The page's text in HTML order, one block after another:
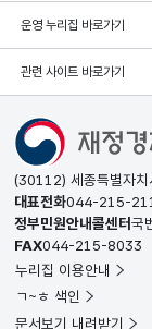
운영 누리집 바로가기
관련 사이트 바로가기
(30112) 세종특별자치
대표전화044-215-
정부민원안내콜센터국
FAX044-215-8033
누리집 이용안내
ㄱ~ㅎ 색인
문서보기 내려받기